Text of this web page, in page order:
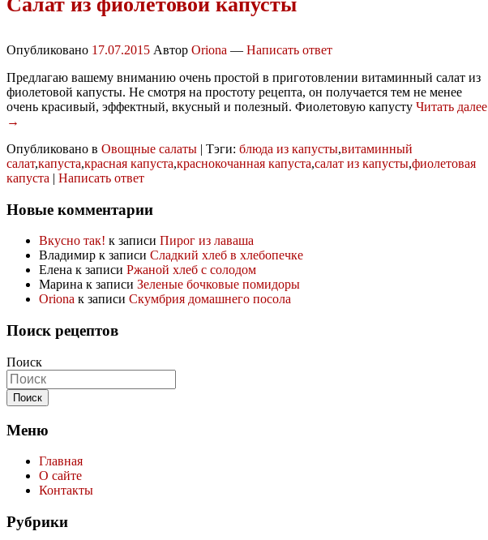
Опубликовано 17.07.2015 Автор Oriona — Написать ответ
Предлагаю вашему вниманию очень простой в приготовлении витаминный салат из
фиолетовой капусты. Не смотря на простоту рецепта, он получается тем не менее
очень красивый, эффектный, вкусный и полезный. Фиолетовую капусту Читать далее
→
Опубликовано в Овощные салаты | Тэги: блюда из капусты,витаминный
салат,капуста,красная капуста,краснокочанная капуста,салат из капусты,фиолетовая
капуста | Написать ответ
Новые комментарии
Вкусно так! к записи Пирог из лаваша
Владимир к записи Сладкий хлеб в хлебопечке
Елена к записи Ржаной хлеб с солодом
Марина к записи Зеленые бочковые помидоры
Oriona к записи Скумбрия домашнего посола
Поиск рецептов
Поиск
Меню
Главная
О сайте
Контакты
Рубрики